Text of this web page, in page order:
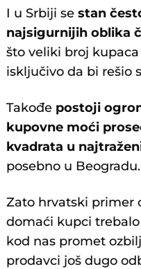
I u Srbiji sestan
najsigurnijih oblika
što veliki broj
isključivo da bi rešio
Takođe postoji
kupovne moći
kvadrata u
posebno u Beogradu.
Zato hrvatski primer
domaći kupci
kod nas promet
prodavci još dugo